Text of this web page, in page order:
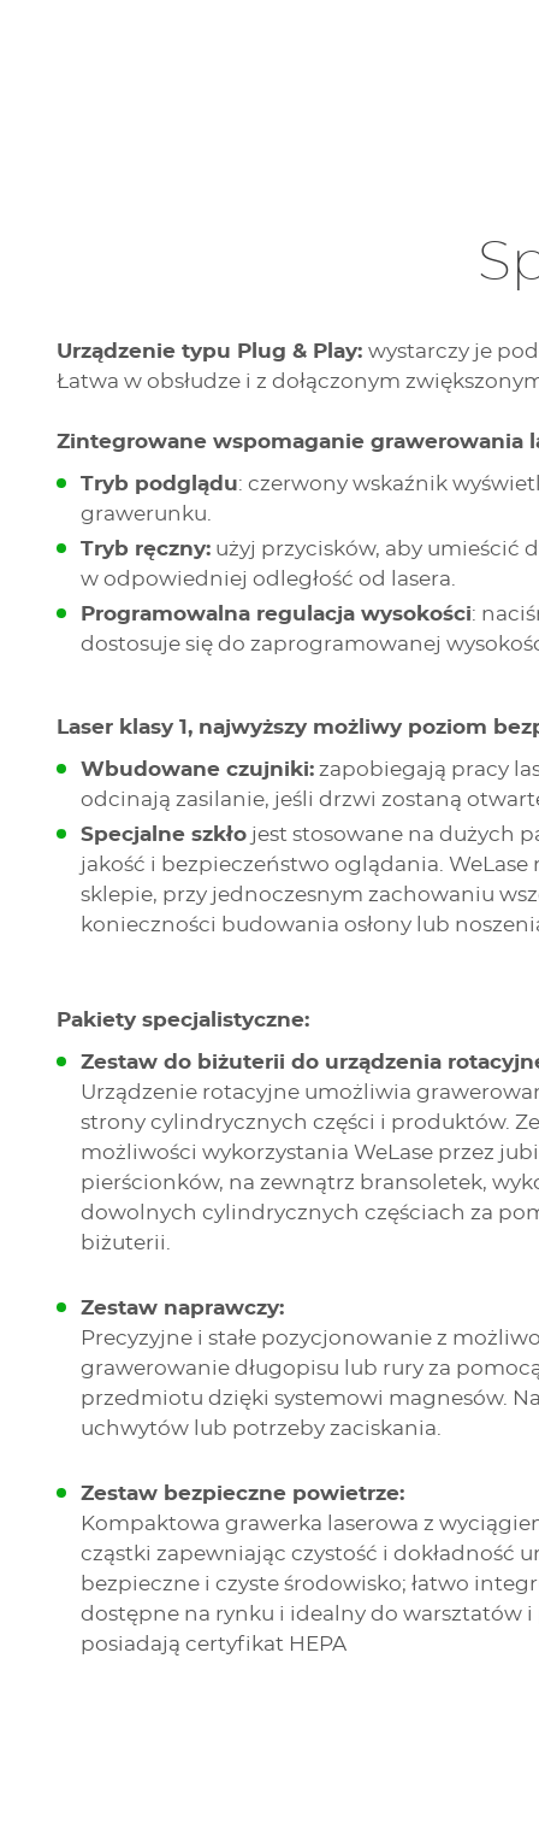
Urządzenie typu Plug & Play: wystarczy je
Łatwa w obsłudze i z dołączonym
Zintegrowane wspomaganie grawerowania
Tryb podglądu: czerwony wskaźnik
grawerunku.
Tryb ręczny: użyj przycisków, aby umieścić
w odpowiedniej odległość od lasera.
Programowalna regulacja wysokości:
dostosuje się do zaprogramowanej
Laser klasy 1, najwyższy możliwy poziom
Wbudowane czujniki: zapobiegają pracy
odcinają zasilanie, jeśli drzwi zostaną
Specjalne szkło jest stosowane na dużych
jakość i bezpieczeństwo oglądania.
sklepie, przy jednoczesnym zachowaniu
konieczności budowania osłony lub
Pakiety specjalistyczne:
Zestaw do biżuterii do urządzenia
Urządzenie rotacyjne umożliwia
strony cylindrycznych części i produktów.
możliwości wykorzystania WeLase przez
pierścionków, na zewnątrz bransoletek,
dowolnych cylindrycznych częściach za
biżuterii.
Zestaw naprawczy:
Precyzyjne i stałe pozycjonowanie z
grawerowanie długopisu lub rury za
przedmiotu dzięki systemowi magnesów.
uchwytów lub potrzeby zaciskania.
Zestaw bezpieczne powietrze:
Kompaktowa grawerka laserowa z
cząstki zapewniając czystość i dokładność
bezpieczne i czyste środowisko; łatwo
dostępne na rynku i idealny do warsztatów
posiadają certyfikat HEPA